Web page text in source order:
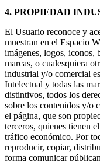
4. PROPIEDAD
El Usuario reconoce y
muestran en el Espacio
imágenes, logos, iconos,
marcas, o cualesquiera
industrial y/o comercial
Intelectual y todas las
distintivos, todos los
sobre los contenidos y/o
el página, que son
terceros, quienes tienen
tráfico económico. Por
reproducir, copiar,
forma comunicar